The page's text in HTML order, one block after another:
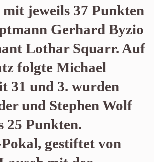
mit jeweils 37 Punkten
Gerhard Byzio
Lothar Squarr. Auf
folgte Michael
31 und 3. wurden
und Stephen Wolf
25 Punkten.
gestiftet von